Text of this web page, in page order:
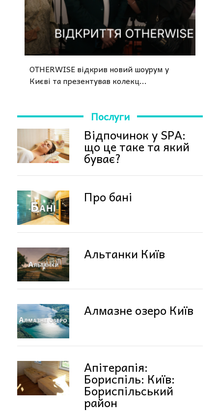
OTHERWISE відкрив новий шоурум у
Києві та презентував колекц...
Послуги
Відпочинок у SPA:
що це таке та який
буває?
Про бані
Альтанки Київ
Алмазне озеро Київ
Апітерапія:
Бориспіль: Київ:
Бориспільський
район